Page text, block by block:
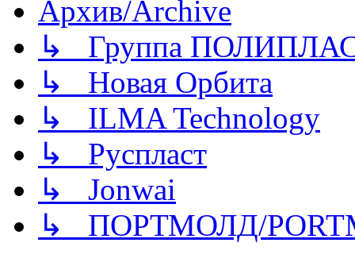
Архив/Archive
↳ Группа
↳ Новая Орбита
↳ ILMA Technology
↳ Руспласт
↳ Jonwai
↳ ПОРТМОЛД/